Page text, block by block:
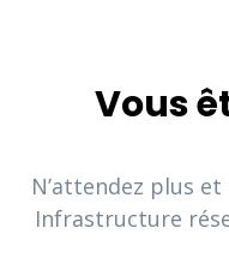
Vous
N’attendez plus
Infrastructure